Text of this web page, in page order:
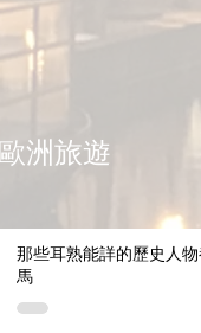
歐洲旅遊
那些耳熟能詳的歷史人
馬